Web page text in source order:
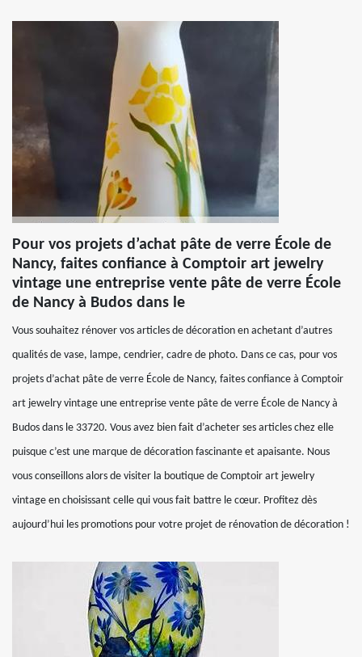
Pour vos projets d’achat pâte de verre École de
Nancy, faites confiance à Comptoir art jewelry
vintage une entreprise vente pâte de verre École
de Nancy à Budos dans le
Vous souhaitez rénover vos articles de décoration en achetant d’autres
qualités de vase, lampe, cendrier, cadre de photo. Dans ce cas, pour vos
projets d’achat pâte de verre École de Nancy, faites confiance à Comptoir
art jewelry vintage une entreprise vente pâte de verre École de Nancy à
Budos dans le 33720. Vous avez bien fait d’acheter ses articles chez elle
puisque c’est une marque de décoration fascinante et apaisante. Nous
vous conseillons alors de visiter la boutique de Comptoir art jewelry
vintage en choisissant celle qui vous fait battre le cœur. Profitez dès
aujourd’hui les promotions pour votre projet de rénovation de décoration !